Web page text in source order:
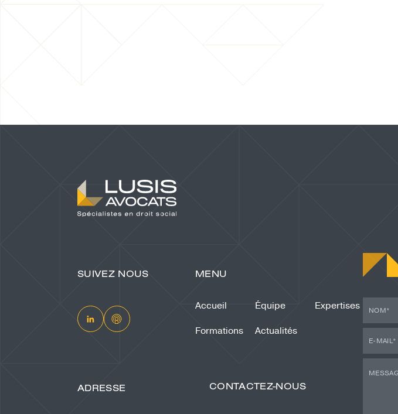
SUIVEZ NOUS
ADRESSE
MENU
Accueil Équipe
Expertises
Formations
Actualités
CONTACTEZ-NOUS